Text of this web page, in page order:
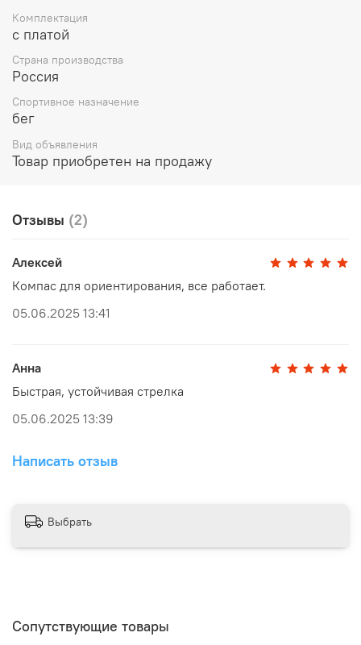
Комплектация
с платой
Страна производства
Россия
Спортивное назначение
бег
Вид объявления
Товар приобретен на продажу
Отзывы (2)
Алексей
Компас для ориентирования, все работает.
05.06.2025 13:41
Анна
Быстрая, устойчивая стрелка
05.06.2025 13:39
Написать отзыв
Выбрать
Сопутствующие товары